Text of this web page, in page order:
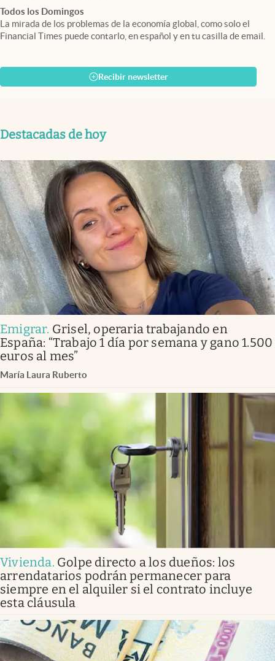
Todos los Domingos
La mirada de los problemas de la economía global, como solo el
Financial Times puede contarlo, en español y en tu casilla de email.
Recibir newsletter
Destacadas de hoy
Emigrar. Grisel, operaria trabajando en
España: “Trabajo 1 día por semana y gano 1.500
euros al mes”
María Laura Ruberto
Vivienda. Golpe directo a los dueños: los
arrendatarios podrán permanecer para
siempre en el alquiler si el contrato incluye
esta cláusula